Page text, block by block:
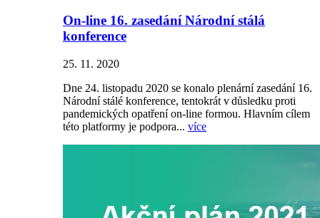
On-line 16. zasedání Národní stálá
konference
25. 11. 2020
Dne 24. listopadu 2020 se konalo plenární zasedání 16.
Národní stálé konference, tentokrát v důsledku proti
pandemických opatření on-line formou. Hlavním cílem
této platformy je podpora... více